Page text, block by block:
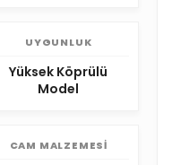
UYGUNLUK
Yüksek Köprülü
Model
CAM MALZEMESI